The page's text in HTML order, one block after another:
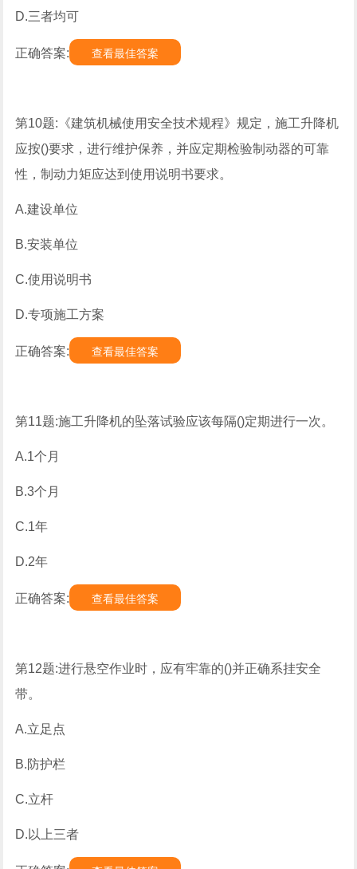
D.三者均可
正确答案: 查看最佳答案
第10题:《建筑机械使用安全技术规程》规定，施工升降机
应按()要求，进行维护保养，并应定期检验制动器的可靠
性，制动力矩应达到使用说明书要求。
A.建设单位
B.安装单位
C.使用说明书
D.专项施工方案
正确答案: 查看最佳答案
第11题:施工升降机的坠落试验应该每隔()定期进行一次。
A.1个月
B.3个月
C.1年
D.2年
正确答案: 查看最佳答案
第12题:进行悬空作业时，应有牢靠的()并正确系挂安全
带。
A.立足点
B.防护栏
C.立杆
D.以上三者